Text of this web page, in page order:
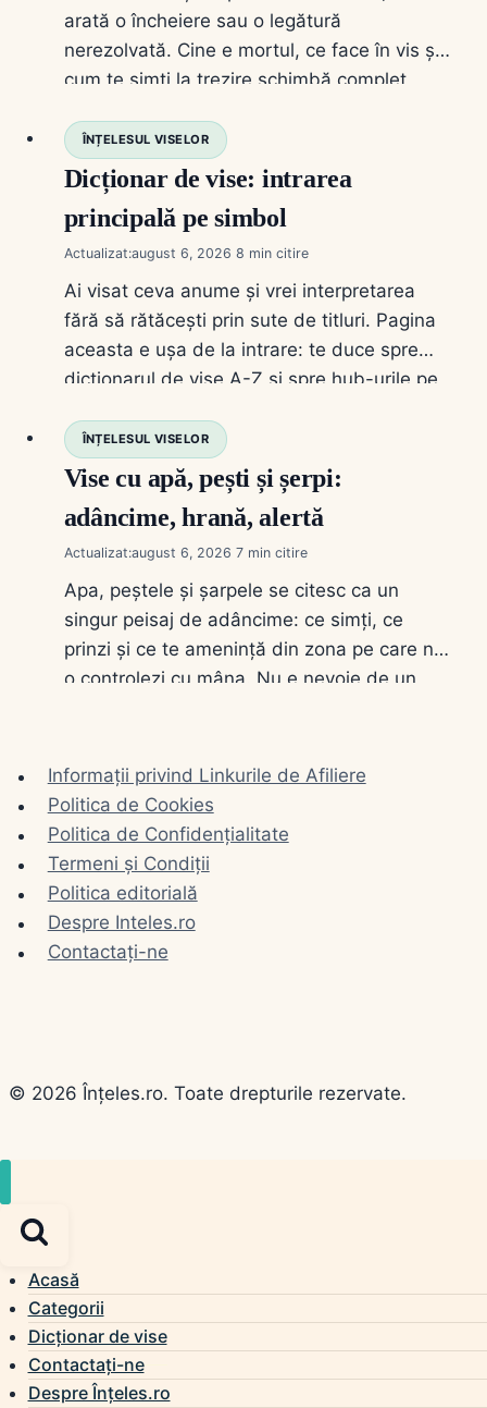
arată o încheiere sau o legătură
nerezolvată. Cine e mortul, ce face în vis și
cum te simți la trezire schimbă complet
ÎNȚELESUL VISELOR
Dicționar de vise: intrarea
principală pe simbol
Actualizat:august 6, 2026 8
Ai visat ceva anume și vrei interpretarea
fără să rătăcești prin sute de titluri. Pagina
aceasta e ușa de la intrare: te duce spre
dicționarul de vise A-Z și spre hub-urile pe
cu X”; e harta pe care o folosești când știi
simbolul, dar nu știi…
ÎNȚELESUL VISELOR
Vise cu apă, pești și șerpi:
adâncime, hrană, alertă
Actualizat:august 6, 2026 7
Apa, peștele și șarpele se citesc ca un
singur peisaj de adâncime: ce simți, ce
prinzi și ce te amenință din zona pe care n-
o controlezi cu mâna. Nu e nevoie de un
prinzi, omori) și de distanță (în casă sau
pe…
Informații privind Linkurile de Afiliere
Politica de Cookies
Politica de Confidențialitate
Termeni și Condiții
Politica editorială
Despre Inteles.ro
Contactați-ne
© 2026 Înțeles.ro. Toate drepturile rezervate.
Acasă
Categorii
Dicționar de vise
Contactați-ne
Despre Înțeles.ro